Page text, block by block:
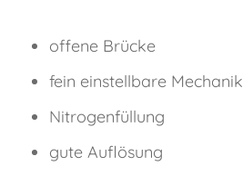
offene Brücke
fein einstellbare Mechanik
Nitrogenfüllung
gute Auflösung